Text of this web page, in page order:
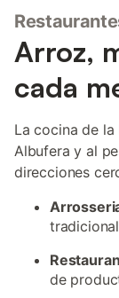
Arroz,
cada
La cocina de
Albufera y al
direcciones
de